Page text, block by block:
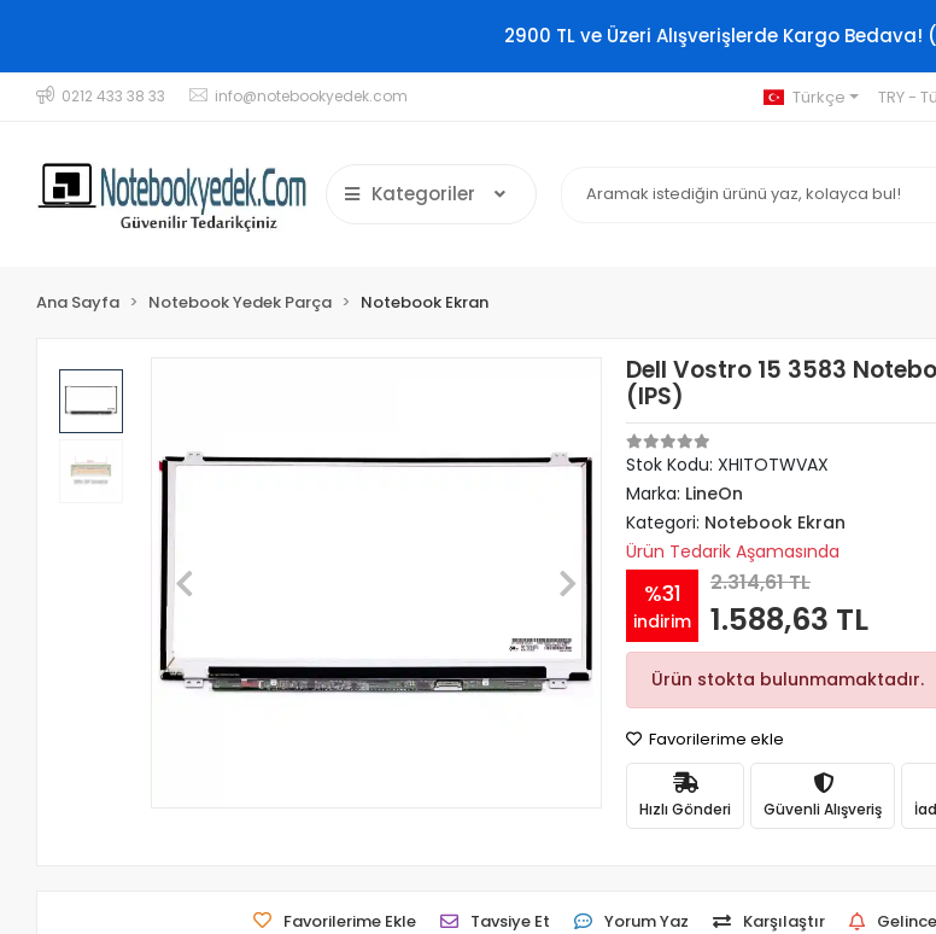
2900 TL ve Üzeri Alışverişlerde Kargo Bedava!
0212 433 38 33 info@notebookyedek.com Türkçe TRY -
Kategoriler
Ana Sayfa Notebook Yedek Parça Notebook Ekran
Dell Vostro 15 3583
(IPS)
Stok Kodu: XHITOTWVAX
Marka: LineOn
Kategori: Notebook Ekran
Ürün Tedarik Aşamasında
%31
indirim
2.314,61 TL
1.588,63 TL
Ürün stokta bulunmamaktadır.
Favorilerime ekle
Hızlı Gönderi Güvenli Alışveriş
Favorilerime Ekle Tavsiye Et Yorum Yaz Karşılaştır